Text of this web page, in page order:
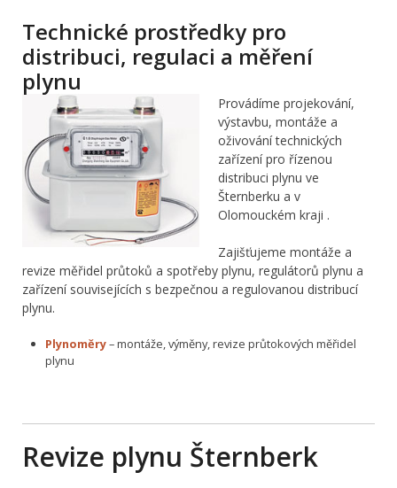
Technické prostředky pro
distribuci, regulaci a měření
plynu
Provádíme projekování,
výstavbu, montáže a
oživování technických
zařízení pro řízenou
distribuci plynu ve
Šternberku a v
Olomouckém kraji .
Zajišťujeme montáže a
revize měřidel průtoků a spotřeby plynu, regulátorů plynu a
zařízení souvisejících s bezpečnou a regulovanou distribucí
plynu.
Plynoměry– montáže, výměny, revize průtokových měřidel
plynu
Revize plynu Šternberk